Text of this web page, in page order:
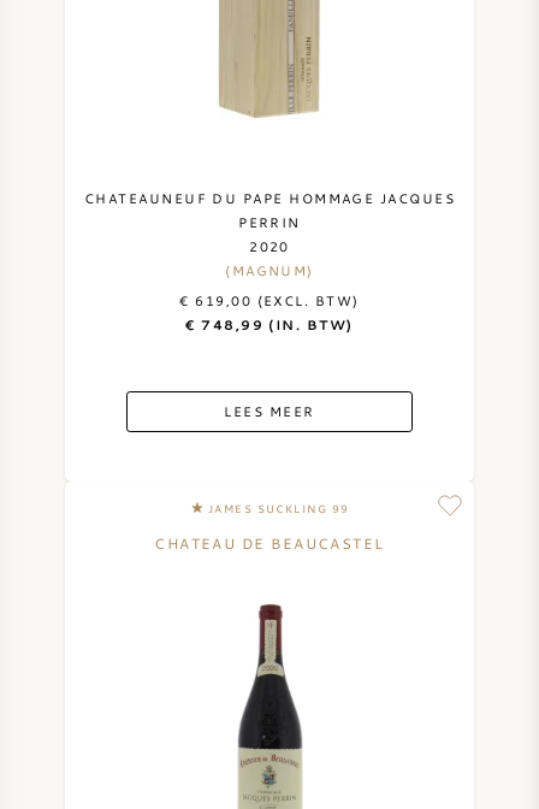
CHATEAUNEUF DU PAPE HOMMAGE JACQUES
PERRIN
2020
(MAGNUM)
€ 619,00 (EXCL. BTW)
€ 748,99 (IN. BTW)
LEES MEER
JAMES SUCKLING 99
CHATEAU DE BEAUCASTEL